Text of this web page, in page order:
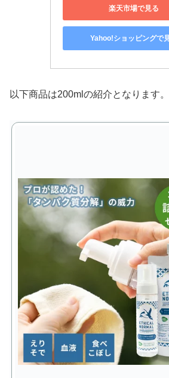
楽天市場で見る
Yahoo!ショッピングで
以下商品は200mlの紹介となります。